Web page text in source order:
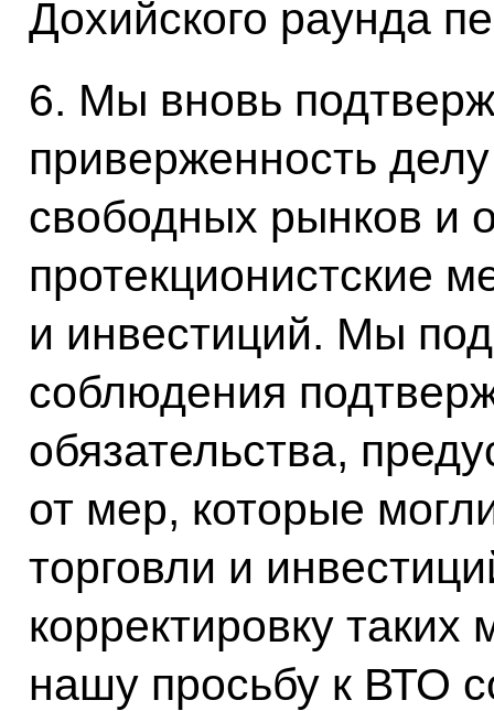
Дохийского раунда
6. Мы вновь
приверженность
свободных рынков и
протекционистские
и инвестиций. Мы
соблюдения
обязательства,
от мер, которые
торговли и
корректировку
нашу просьбу к ВТО